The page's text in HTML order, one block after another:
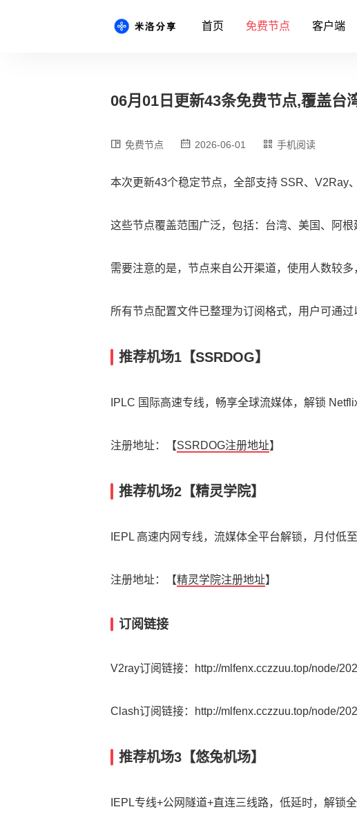
首页 免费节点 客户端
06月01日更新43条免费节点,覆盖
免费节点 2026-06-01 手机阅读
本次更新43个稳定节点，全部支持 SSR、V2Ray
这些节点覆盖范围广泛，包括：台湾、美国、阿
需要注意的是，节点来自公开渠道，使用人数较
所有节点配置文件已整理为订阅格式，用户可通
推荐机场1【SSRDOG】
IPLC 国际高速专线，畅享全球流媒体，解锁
注册地址：【SSRDOG注册地址】
推荐机场2【精灵学院】
IEPL 高速内网专线，流媒体全平台解锁，月付低
注册地址：【精灵学院注册地址】
订阅链接
V2ray订阅链接：http://mlfenx.cczzuu.top/node/
Clash订阅链接：http://mlfenx.cczzuu.top/node/
推荐机场3【悠兔机场】
IEPL专线+公网隧道+直连三线路，低延时，解锁